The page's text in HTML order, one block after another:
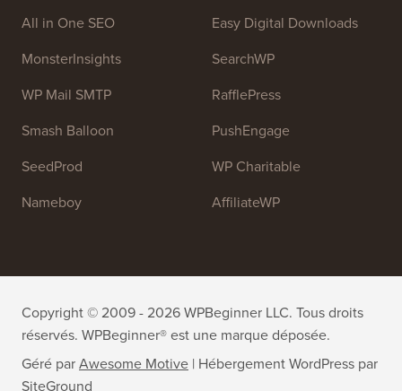
All in One SEO
MonsterInsights
WP Mail SMTP
Smash Balloon
SeedProd
Nameboy
Easy Digital Downloads
SearchWP
RafflePress
PushEngage
WP Charitable
AffiliateWP
Copyright © 2009 - 2026 WPBeginner LLC. Tous droits
réservés. WPBeginner® est une marque déposée.
Géré parAwesome Motive | Hébergement WordPress par
SiteGround